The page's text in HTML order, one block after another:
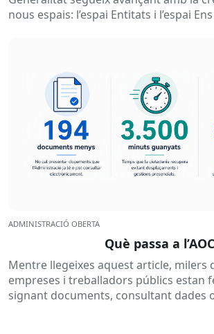
nous espais: l’espai Entitats i l’espai
ADMINISTRACIÓ OBERTA
Què passa a
Mentre llegeixes aquest article, milers
empreses i treballadors públics estan
signant documents, consultant dades